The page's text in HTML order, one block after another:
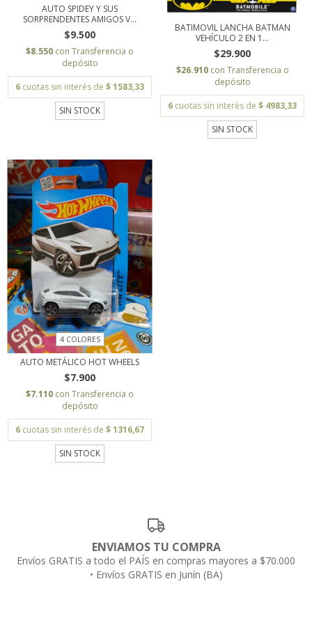
AUTO SPIDEY Y SUS
SORPRENDENTES AMIGOS V...
$9.500
$8.550 con Transferencia o
depósito
6 cuotas sin interés de $ 1583,33
SIN STOCK
BATIMOVIL LANCHA BATMAN
VEHÍCULO 2 EN 1...
$29.900
$26.910 con Transferencia o
depósito
6 cuotas sin interés de $ 4983,33
SIN STOCK
4 COLORES
AUTO METÁLICO HOT WHEELS
$7.900
$7.110 con Transferencia o
depósito
6 cuotas sin interés de $ 1316,67
SIN STOCK
ENVIAMOS TU COMPRA
Envíos GRATIS a todo el PAÍS en compras mayores a $70.000
• Envíos GRATIS en Junín (BA)